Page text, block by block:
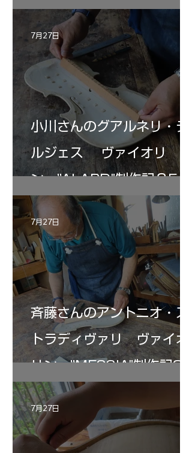
小川さんのグアルネリ・デ
ルジェス ヴァイオリ
ン ”ALARD"制作記３5
7月27日
斉藤さんのアントニオ・ス
トラディヴァリ ヴァイオ
リン ”MESSIA"制作記33
7月27日
7月27日